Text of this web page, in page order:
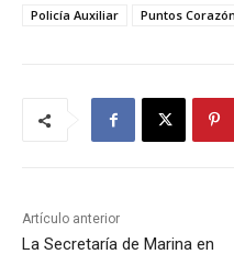
Policía Auxiliar
Puntos Corazón
Artículo anterior
La Secretaría de Marina en